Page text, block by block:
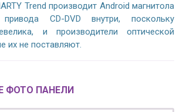
Trend производит Android магнитола
CD-DVD внутри, поскольку
и производители оптической
их не поставляют.
ФОТО ПАНЕЛИ